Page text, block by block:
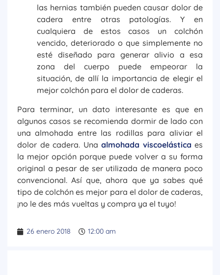
las hernias también pueden causar dolor de
cadera entre otras patologías. Y en
cualquiera de estos casos un colchón
vencido, deteriorado o que simplemente no
esté diseñado para generar alivio a esa
zona del cuerpo puede empeorar la
situación, de allí la importancia de elegir el
mejor colchón para el dolor de caderas.
Para terminar, un dato interesante es que en
algunos casos se recomienda dormir de lado con
una almohada entre las rodillas para aliviar el
dolor de cadera. Una almohada viscoelástica es
la mejor opción porque puede volver a su forma
original a pesar de ser utilizada de manera poco
convencional. Así que, ahora que ya sabes qué
tipo de colchón es mejor para el dolor de caderas,
¡no le des más vueltas y compra ya el tuyo!
26 enero 2018 12:00 am